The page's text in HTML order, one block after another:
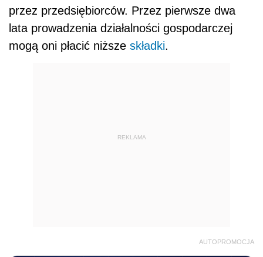
przez przedsiębiorców. Przez pierwsze dwa
lata prowadzenia działalności gospodarczej
mogą oni płacić niższe składki.
REKLAMA
AUTOPROMOCJA